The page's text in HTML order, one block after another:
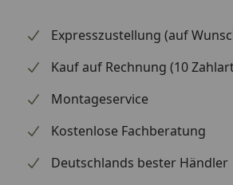
Expresszustellung (auf
Kauf auf Rechnung (10
Montageservice
Kostenlose Fachberatung
Deutschlands bester Händler